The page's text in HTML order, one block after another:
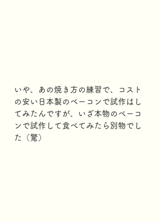
いや、あの焼き方の練習で、コスト
の安い日本製のベーコンで試作はし
てみたんですが、いざ本物のベーコ
ンで試作して食べてみたら別物でし
た（驚）